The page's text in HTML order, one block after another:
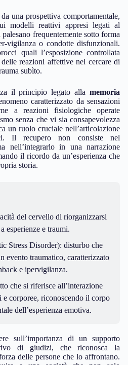
una prospettiva comportamentale,
modelli reattivi appresi legati al
frequentemente sotto forma
vigilanza o condotte disfunzionali.
quali l’esposizione controllata
reazioni affettive nel cercare di
subìto.
il principio legato alla memoria
caratterizzato da sensazioni
a reazioni fisiologiche operate
senza che vi sia consapevolezza
un ruolo cruciale nell’articolazione
Il recupero non consiste nel
nell’integrarlo in una narrazione
il ricordo da un’esperienza che
storia.
del cervello di riorganizzarsi
esperienze e traumi.
Stress Disorder): disturbo che
evento traumatico, caratterizzato
e ipervigilanza.
che si riferisce all’interazione
e corporee, riconoscendo il corpo
dell’esperienza emotiva.
sull’importanza di un supporto
di giudizi, che riconosca la
delle persone che lo affrontano.